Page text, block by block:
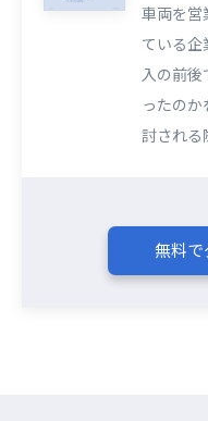
車両を営
ている
入の前
ったの
討される
無料